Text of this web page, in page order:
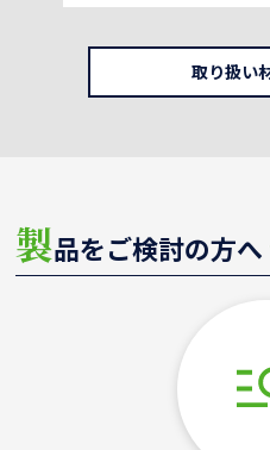
取り扱い
製品をご検討の方へ